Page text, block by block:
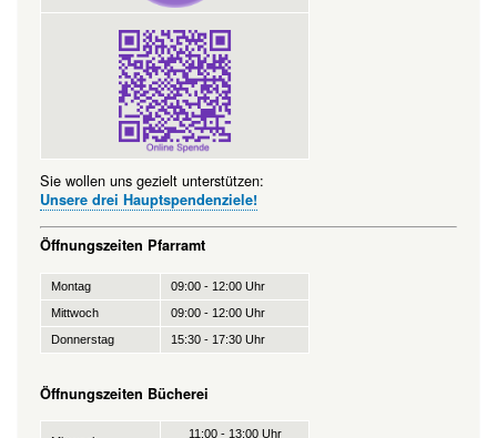
Sie wollen uns gezielt unterstützen:
Unsere drei Hauptspendenziele!
Öffnungszeiten Pfarramt
Montag
09:00 - 12:00 Uhr
Mittwoch
09:00 - 12:00 Uhr
Donnerstag
15:30 - 17:30 Uhr
Öffnungszeiten Bücherei
11:00 - 13:00 Uhr